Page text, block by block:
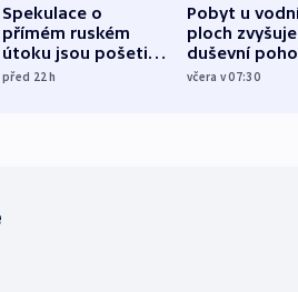
Spekulace o
přímém ruském
útoku jsou pošetilé,
míní estonský
před 22h
Pobyt u
ploch zvyšuje
duševní
ukázala
včera v 07:30